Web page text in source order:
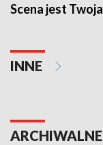
Scena jest Twoja
INNE
ARCHIWALNE